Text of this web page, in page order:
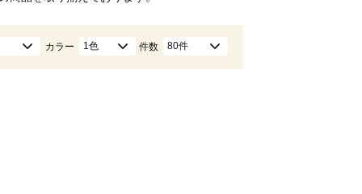
カラー 1色 件数 80件